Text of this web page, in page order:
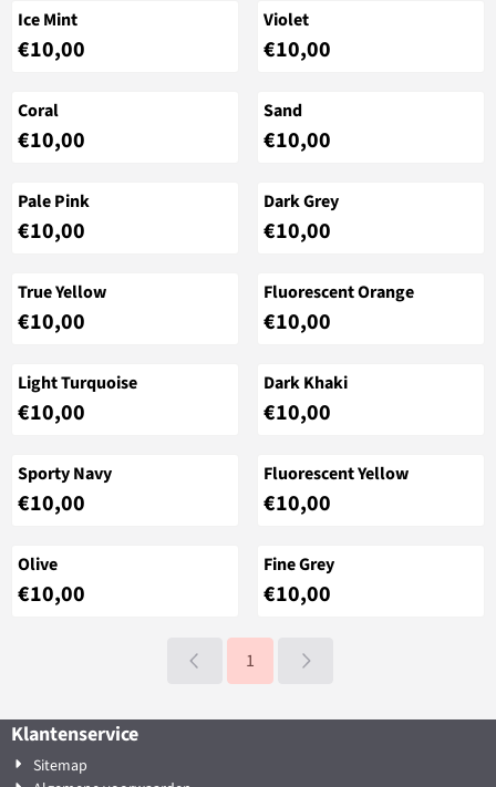
Ice Mint
Prijs: 10,00
€10,00
Violet
Prijs: 10,00
€10,00
Coral
Prijs: 10,00
€10,00
Sand
Prijs: 10,00
€10,00
Pale Pink
Prijs: 10,00
€10,00
Dark Grey
Prijs: 10,00
€10,00
True Yellow
Prijs: 10,00
€10,00
Fluorescent Orange
Prijs: 10,00
€10,00
Light Turquoise
Prijs: 10,00
€10,00
Dark Khaki
Prijs: 10,00
€10,00
Sporty Navy
Prijs: 10,00
€10,00
Fluorescent Yellow
Prijs: 10,00
€10,00
Olive
Prijs: 10,00
€10,00
Fine Grey
Prijs: 10,00
€10,00
1
Klantenservice
Sitemap